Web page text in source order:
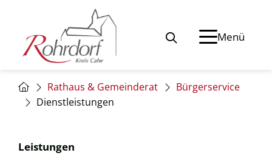
Menü
Rathaus & Gemeinderat
Bürgerservice
Dienstleistungen
Leistungen